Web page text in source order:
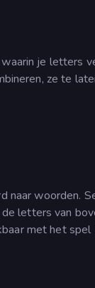
je letters
ze te
naar woorden.
letters van
met het